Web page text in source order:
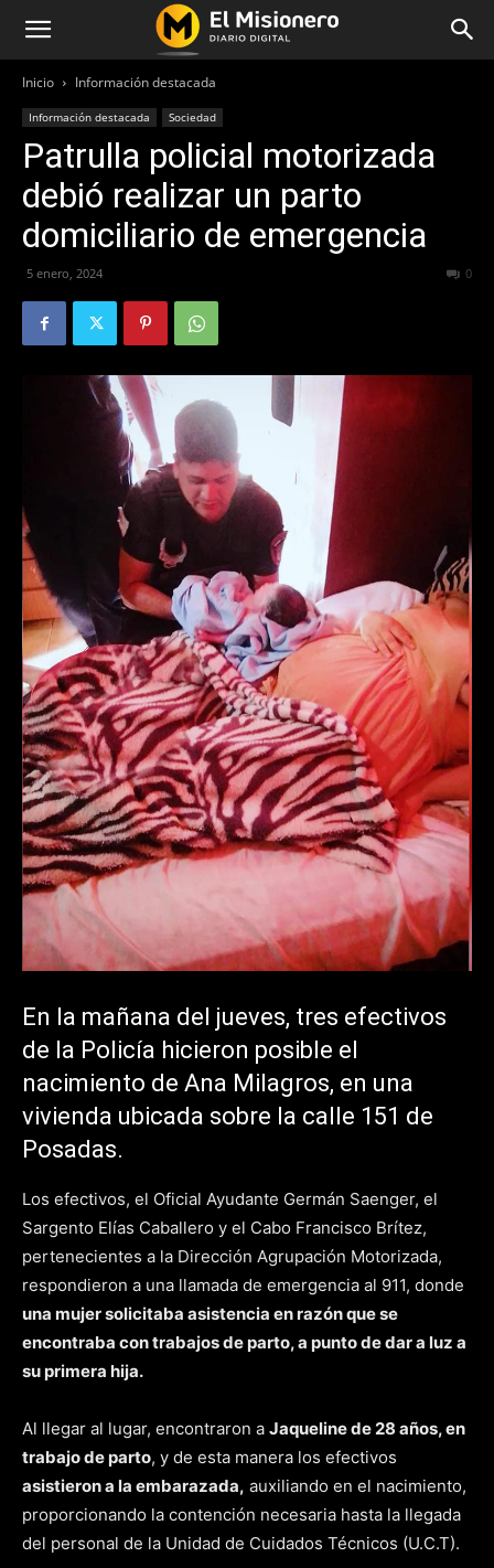
Inicio Información destacada
Información destacada Sociedad
Patrulla policial motorizada
debió realizar un parto
domiciliario de emergencia
5 enero, 2024 0
En la mañana del jueves, tres efectivos
de la Policía hicieron posible el
nacimiento de Ana Milagros, en una
vivienda ubicada sobre la calle 151 de
Posadas.
Los efectivos, el Oficial Ayudante Germán Saenger, el
Sargento Elías Caballero y el Cabo Francisco Brítez,
pertenecientes a la Dirección Agrupación Motorizada,
respondieron a una llamada de emergencia al 911, donde
una mujer solicitaba asistencia en razón que se
encontraba con trabajos de parto, a punto de dar a luz a
su primera hija.
Al llegar al lugar, encontraron a Jaqueline de 28 años, en
trabajo de parto, y de esta manera los efectivos
asistieron a la embarazada, auxiliando en el nacimiento,
proporcionando la contención necesaria hasta la llegada
del personal de la Unidad de Cuidados Técnicos (U.C.T).